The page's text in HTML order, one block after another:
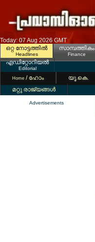
Today: 07 Aug 2026 GMT
ഒറ്റ നോട്ടത്തില്‍
Headlines
സാമ്പത്തികം
Finance
എഡിറ്റോറിയല്‍
Editorial
Home / ഹോം യൂ.കെ.
മറ്റു രാജ്യങ്ങള്‍
Advertisements